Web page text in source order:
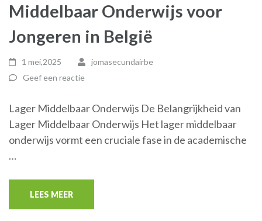
Middelbaar Onderwijs voor
Jongeren in België
1 mei,2025
jomasecundairbe
Geef een reactie
Lager Middelbaar Onderwijs De Belangrijkheid van
Lager Middelbaar Onderwijs Het lager middelbaar
onderwijs vormt een cruciale fase in de academische
…
LEES MEER